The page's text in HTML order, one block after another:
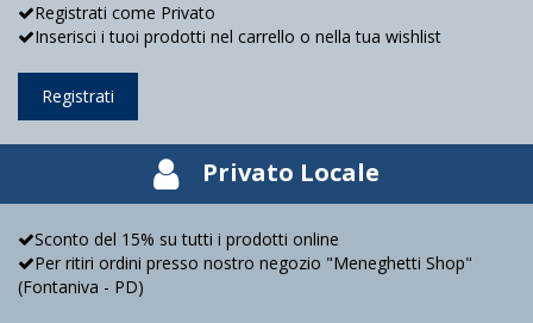
Registrati come Privato
Inserisci i tuoi prodotti nel carrello o nella tua wishlist
Registrati
Privato Locale
Sconto del 15% su tutti i prodotti online
Per ritiri ordini presso nostro negozio "Meneghetti Shop"
(Fontaniva - PD)